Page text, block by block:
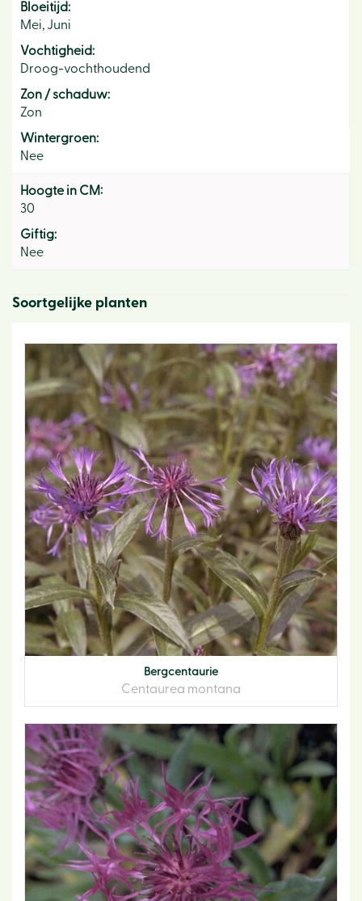
Bloeitijd:
Mei, Juni
Vochtigheid:
Droog-vochthoudend
Zon / schaduw:
Zon
Wintergroen:
Nee
Hoogte in CM:
30
Giftig:
Nee
Soortgelijke planten
Bergcentaurie
Centaurea montana